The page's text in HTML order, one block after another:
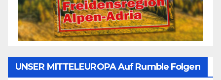
UNSER MITTELEUROPA Auf Rumble Folgen